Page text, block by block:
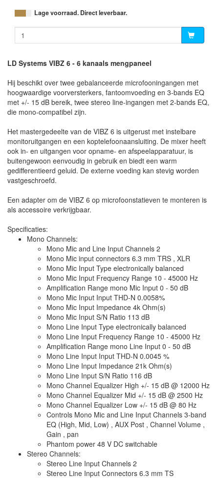
Lage voorraad. Direct leverbaar.
LD Systems VIBZ 6 - 6 kanaals mengpaneel
Hij beschikt over twee gebalanceerde microfooningangen met
hoogwaardige voorversterkers, fantoomvoeding en 3-bands EQ
met +/- 15 dB bereik, twee stereo line-ingangen met 2-bands EQ,
die mono-compatibel zijn.
Het mastergedeelte van de VIBZ 6 is uitgerust met instelbare
monitoruitgangen en een koptelefoonaansluiting. De mixer heeft
ook in- en uitgangen voor opname- en afspeelapparatuur, is
buitengewoon eenvoudig in gebruik en biedt een warm
gedifferentieerd geluid. De externe voeding kan stevig worden
vastgeschroefd.
Een adapter om de VIBZ 6 op microfoonstatieven te monteren is
als accessoire verkrijgbaar.
Specificaties:
Mono Channels:
Mono Mic and Line Input Channels 2
Mono Mic input connectors 6.3 mm TRS , XLR
Mono Mic Input Type electronically balanced
Mono Mic Input Frequency Range 10 - 45000 Hz
Amplification Range mono Mic Input 0 - 50 dB
Mono Mic Input Input THD-N 0.0058%
Mono Mic Input Impedance 4k Ohm(s)
Mono Mic Input S/N Ratio 113 dB
Mono Line Input Type electronically balanced
Mono Line Input Frequency Range 10 - 45000 Hz
Amplification Range mono Line Input 0 - 50 dB
Mono Line Input Input THD-N 0.0045 %
Mono Line Input Impedance 21k Ohm(s)
Mono Line Input S/N Ratio 116 dB
Mono Channel Equalizer High +/- 15 dB @ 12000 Hz
Mono Channel Equalizer Mid +/- 15 dB @ 2500 Hz
Mono Channel Equalizer Low +/- 15 dB @ 80 Hz
Controls Mono Mic and Line Input Channels 3-band
EQ (High, Mid, Low) , AUX Post , Channel Volume ,
Gain , pan
Phantom power 48 V DC switchable
Stereo Channels:
Stereo Line Input Channels 2
Stereo Line Input Connectors 6.3 mm TS